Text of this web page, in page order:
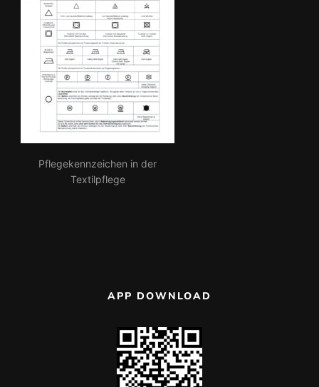
Pflegekennzeichen in der
Textilpflege
APP DOWNLOAD